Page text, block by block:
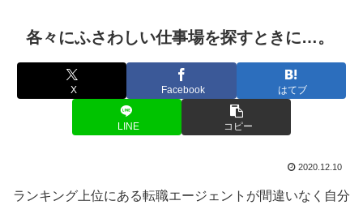
各々にふさわしい仕事場を探すときに…。
X Facebook はてブ
LINE コピー
2020.12.10
ランキング上位にある転職エージェントが間違いなく自分